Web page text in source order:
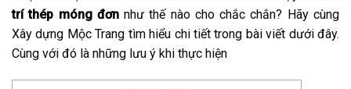
trí thép móng đơnnhư thế nào cho chắc chắn? Hãy cùng
Xây dựng Mộc Trang tìm hiểu chi tiết trong bài viết dưới đây.
Cùng với đó là những lưu ý khi thực hiện